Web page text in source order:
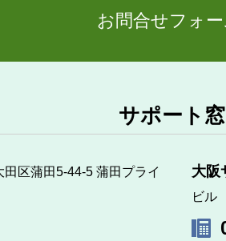
お問合せフォ
サポート
区蒲田5-44-5 蒲田プライ 大阪
ビル